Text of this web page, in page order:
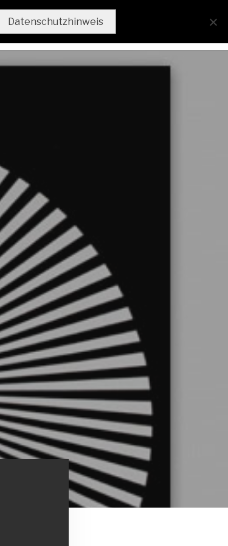
AKTUELL
Datenschutzhinweis